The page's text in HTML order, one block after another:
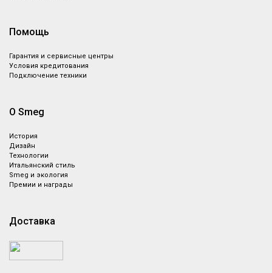
Помощь
Гарантия и сервисные центры
Условия кредитования
Подключение техники
О Smeg
История
Дизайн
Технологии
Итальянский стиль
Smeg и экология
Премии и награды
Доставка